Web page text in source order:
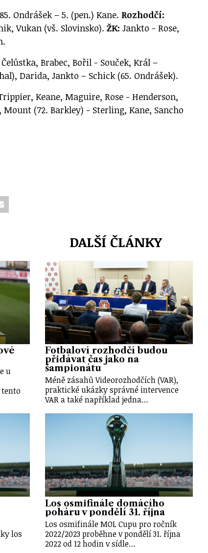
Ondrášek – 5. (pen.) Kane.Rozhodčí:
Vukan (vš. Slovinsko).ŽK: Jankto - Rose,
Brabec, Bořil - Souček, Král –
Darida, Jankto – Schick (65. Ondrášek).
Keane, Maguire, Rose - Henderson,
Mount (72. Barkley) - Sterling, Kane, Sancho
DALŠÍ ČLÁNKY
u
tento
Fotbaloví rozhodčí budou
přidávat čas jako na
šampionátu
Méně zásahů Videorozhodčích (VAR),
praktické ukázky správné intervence
VAR a také například jedna…
los
Los osmifinále domácího
poháru v pondělí 31. října
Los osmifinále MOL Cupu pro ročník
2022/2023 proběhne v pondělí 31. října
2022 od 12 hodin v sídle…